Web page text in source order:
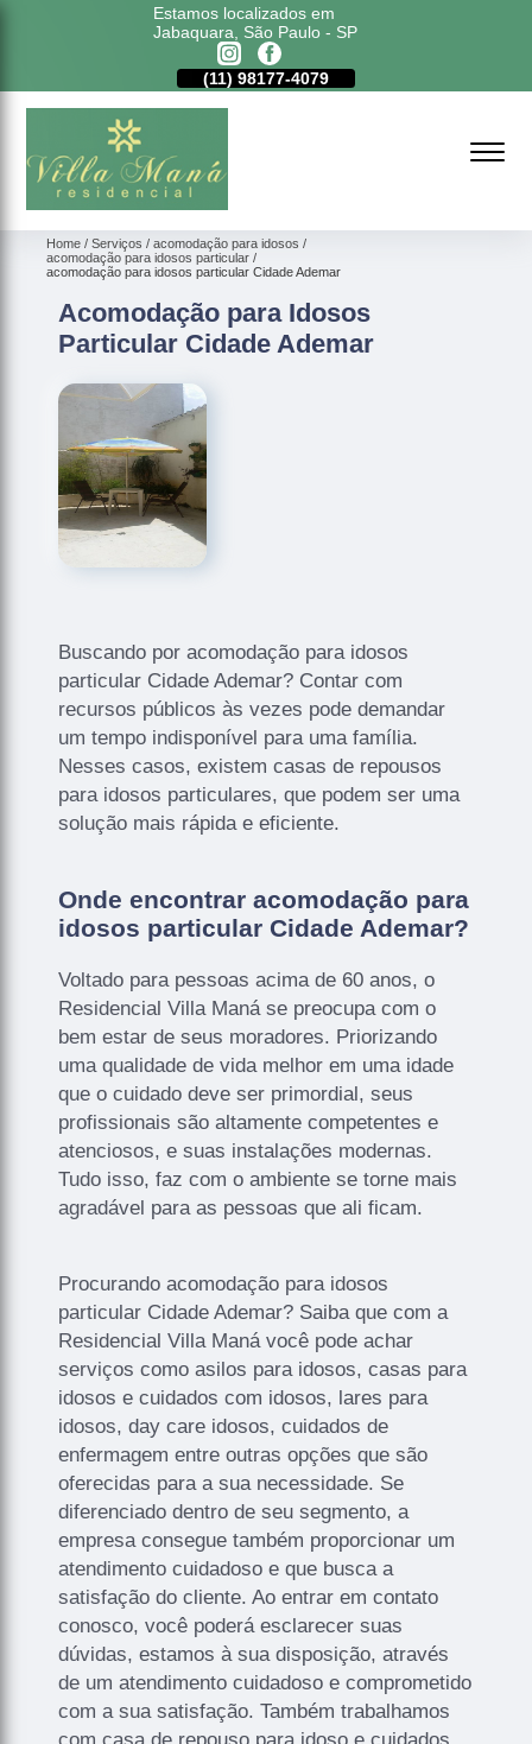
Estamos localizados em
Jabaquara, São Paulo - SP
(11) 98177-4079
Home Serviços
acomodação para idosos
acomodação para idosos particular
acomodação para idosos particular Cidade Ademar
Acomodação para Idosos
Particular Cidade Ademar
Buscando por acomodação para idosos
particular Cidade Ademar? Contar com
recursos públicos às vezes pode demandar
um tempo indisponível para uma família.
Nesses casos, existem casas de repousos
para idosos particulares, que podem ser uma
solução mais rápida e eficiente.
Onde encontrar acomodação para
idosos particular Cidade Ademar?
Voltado para pessoas acima de 60 anos, o
Residencial Villa Maná se preocupa com o
bem estar de seus moradores. Priorizando
uma qualidade de vida melhor em uma idade
que o cuidado deve ser primordial, seus
profissionais são altamente competentes e
atenciosos, e suas instalações modernas.
Tudo isso, faz com o ambiente se torne mais
agradável para as pessoas que ali ficam.
Procurando acomodação para idosos
particular Cidade Ademar? Saiba que com a
Residencial Villa Maná você pode achar
serviços como asilos para idosos, casas para
idosos e cuidados com idosos, lares para
idosos, day care idosos, cuidados de
enfermagem entre outras opções que são
oferecidas para a sua necessidade. Se
diferenciado dentro de seu segmento, a
empresa consegue também proporcionar um
atendimento cuidadoso e que busca a
satisfação do cliente. Ao entrar em contato
conosco, você poderá esclarecer suas
dúvidas, estamos à sua disposição, através
de um atendimento cuidadoso e comprometido
com a sua satisfação. Também trabalhamos